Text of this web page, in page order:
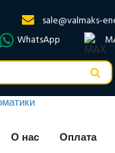
sale@valmaks-
WhatsApp
О нас Оплата